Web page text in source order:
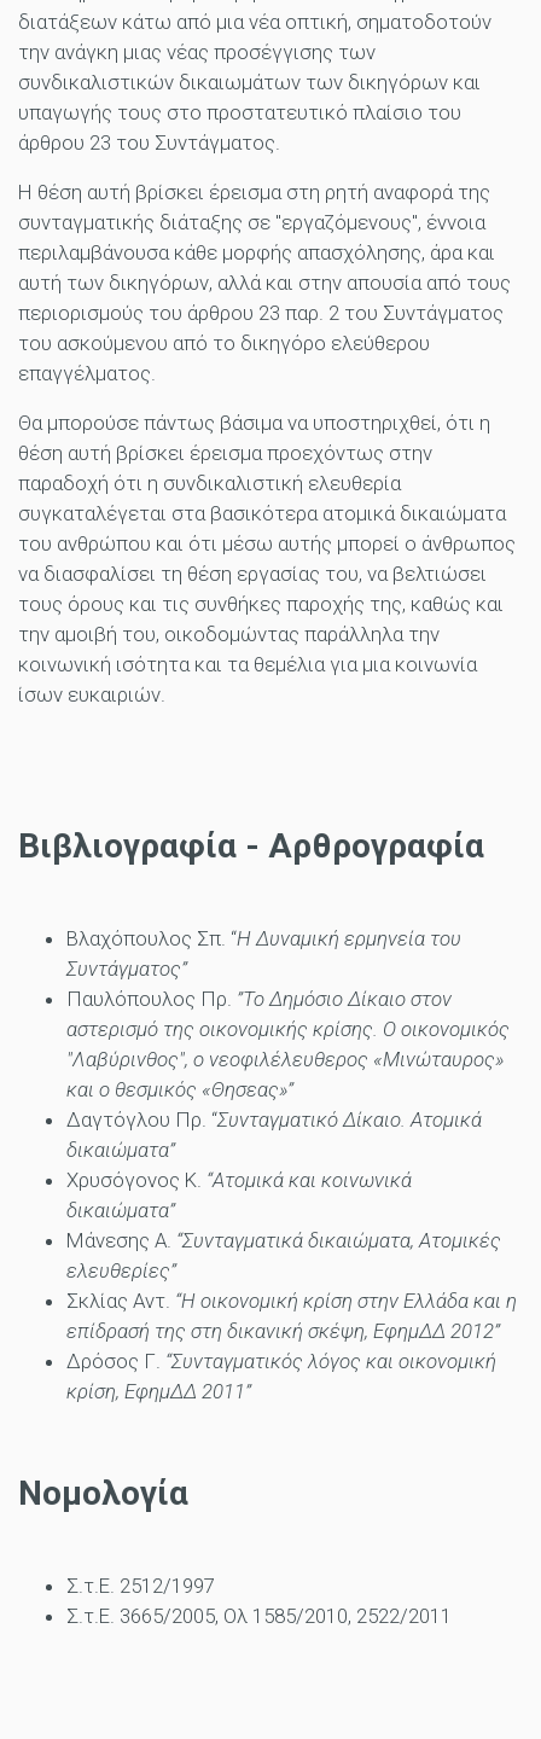
διατάξεων κάτω από μια νέα οπτική, σηματοδοτούν
την ανάγκη μιας νέας προσέγγισης των
συνδικαλιστικών δικαιωμάτων των δικηγόρων και
υπαγωγής τους στο προστατευτικό πλαίσιο του
άρθρου 23 του Συντάγματος.
Η θέση αυτή βρίσκει έρεισμα στη ρητή αναφορά της
συνταγματικής διάταξης σε "εργαζόμενους", έννοια
περιλαμβάνουσα κάθε μορφής απασχόλησης, άρα και
αυτή των δικηγόρων, αλλά και στην απουσία από τους
περιορισμούς του άρθρου 23 παρ. 2 του Συντάγματος
του ασκούμενου από το δικηγόρο ελεύθερου
επαγγέλματος.
Θα μπορούσε πάντως βάσιμα να υποστηριχθεί, ότι η
θέση αυτή βρίσκει έρεισμα προεχόντως στην
παραδοχή ότι η συνδικαλιστική ελευθερία
συγκαταλέγεται στα βασικότερα ατομικά δικαιώματα
του ανθρώπου και ότι μέσω αυτής μπορεί ο άνθρωπος
να διασφαλίσει τη θέση εργασίας του, να βελτιώσει
τους όρους και τις συνθήκες παροχής της, καθώς και
την αμοιβή του, οικοδομώντας παράλληλα την
κοινωνική ισότητα και τα θεμέλια για μια κοινωνία
ίσων ευκαιριών.
Βιβλιογραφία - Αρθρογραφία
Βλαχόπουλος Σπ. “Η Δυναμική ερμηνεία του
Συντάγματος”
Παυλόπουλος Πρ. ”Το Δημόσιο Δίκαιο στον
αστερισμό της οικονομικής κρίσης. Ο οικονομικός
"Λαβύρινθος", ο νεοφιλέλευθερος «Μινώταυρος»
και ο θεσμικός «Θησεας»”
Δαγτόγλου Πρ. “Συνταγματικό Δίκαιο. Ατομικά
δικαιώματα”
Χρυσόγονος Κ. “Ατομικά και κοινωνικά
δικαιώματα”
Μάνεσης Α. “Συνταγματικά δικαιώματα, Ατομικές
ελευθερίες”
Σκλίας Αντ. “Η οικονομική κρίση στην Ελλάδα και η
επίδρασή της στη δικανική σκέψη, ΕφημΔΔ 2012”
Δρόσος Γ. “Συνταγματικός λόγος και οικονομική
κρίση, ΕφημΔΔ 2011”
Νομολογία
Σ.τ.Ε. 2512/1997
Σ.τ.Ε. 3665/2005, Ολ 1585/2010, 2522/2011